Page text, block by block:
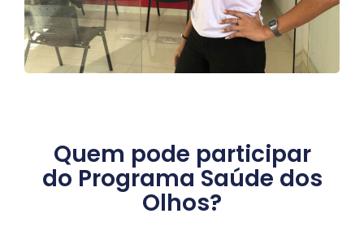
Quem pode participar
do Programa Saúde dos
Olhos?